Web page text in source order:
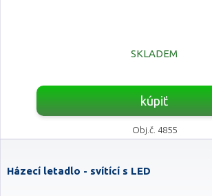
SKLADEM
kúpiť
Obj.č. 4855
Házecí letadlo - svítící s LED